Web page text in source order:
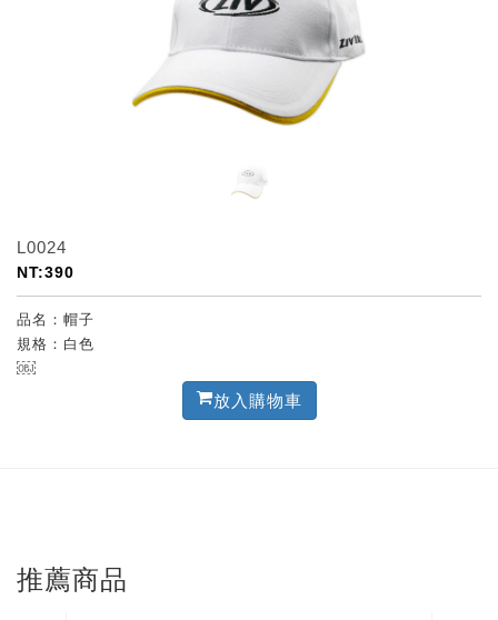
L0024
NT:390
品名：帽子
規格：白色
￼
放入購物車
推薦商品